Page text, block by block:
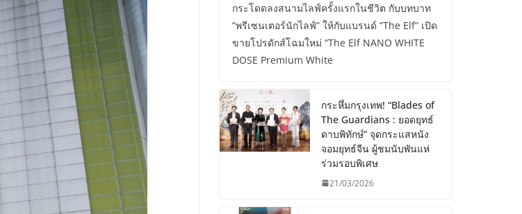
กระโดดลงสนามไลฟ์ครั้งแรกในชีวิต กับบทบาท
“พรีเซนเตอร์นักไลฟ์” ให้กับแบรนด์ “The Elf” เปิด
ขายโปรดักส์โฉมใหม่ “The Elf NANO WHITE
DOSE Premium White
กระหึ่มกรุงเทพ! “Blades of
The Guardians : ยอดยุทธ์
ดาบพิทักษ์” จุดกระแสหนัง
จอมยุทธ์จีน ผู้ชมนับพันแห่
ร่วมรอบพิเศษ
21/03/2026